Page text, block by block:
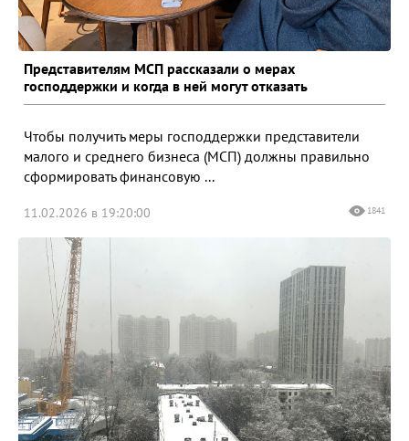
Представителям МСП рассказали о мерах
господдержки и когда в ней могут отказать
Чтобы получить меры господдержки представители
малого и среднего бизнеса (МСП) должны правильно
сформировать финансовую ...
11.02.2026 в 19:20:00 1841